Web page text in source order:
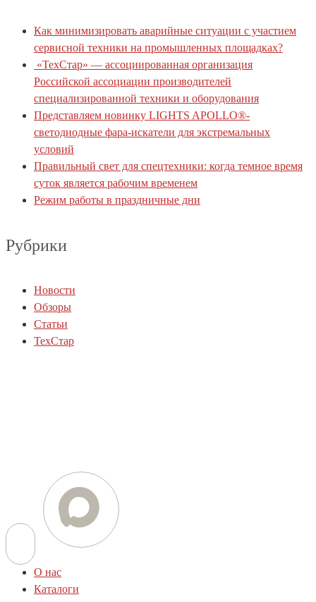
Как минимизировать аварийные ситуации с участием
сервисной техники на промышленных площадках?
«ТехСтар» — ассоциированная организация
Российской ассоциации производителей
специализированной техники и оборудования
Представляем новинку LIGHTS APOLLO®-
светодиодные фара-искатели для экстремальных
условий
Правильный свет для спецтехники: когда темное время
суток является рабочим временем
Режим работы в праздничные дни
Рубрики
Новости
Обзоры
Статьи
ТехСтар
О нас
Каталоги